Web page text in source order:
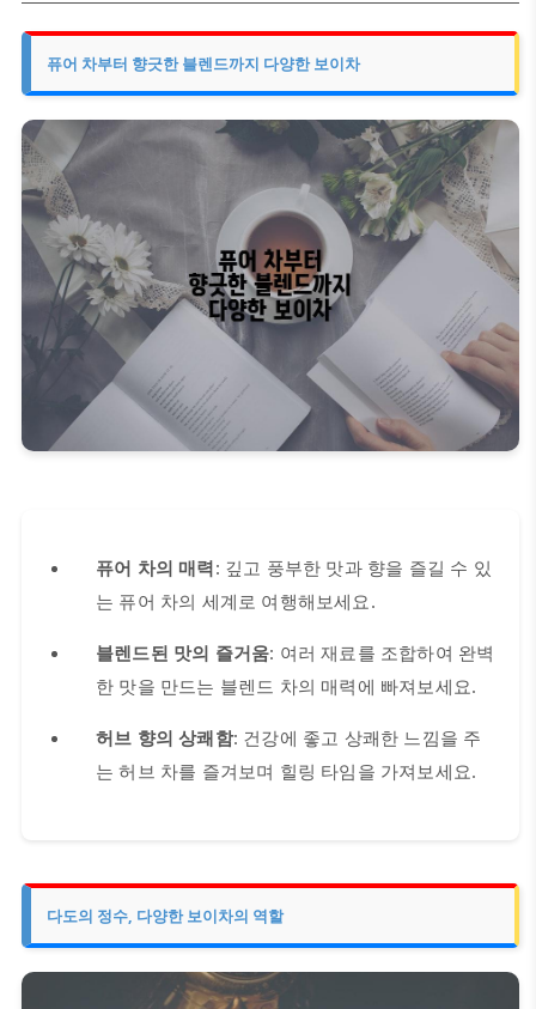
퓨어 차부터 향긋한 블렌드까지 다양한 보이차
퓨어 차의 매력: 깊고 풍부한 맛과 향을 즐길 수 있
는 퓨어 차의 세계로 여행해보세요.
블렌드된 맛의 즐거움: 여러 재료를 조합하여 완벽
한 맛을 만드는 블렌드 차의 매력에 빠져보세요.
허브 향의 상쾌함: 건강에 좋고 상쾌한 느낌을 주
는 허브 차를 즐겨보며 힐링 타임을 가져보세요.
다도의 정수, 다양한 보이차의 역할